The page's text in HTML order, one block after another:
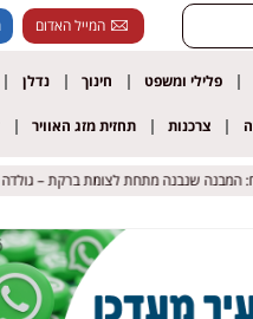
המייל האדום
פלילי ומשפט חינוך נדלן
צרכנות תחזית מזג האוויר
שנבנה מתחת לצומת ברקת – גולדה
שנבנה מתחת לצומת ברקת – גולדה